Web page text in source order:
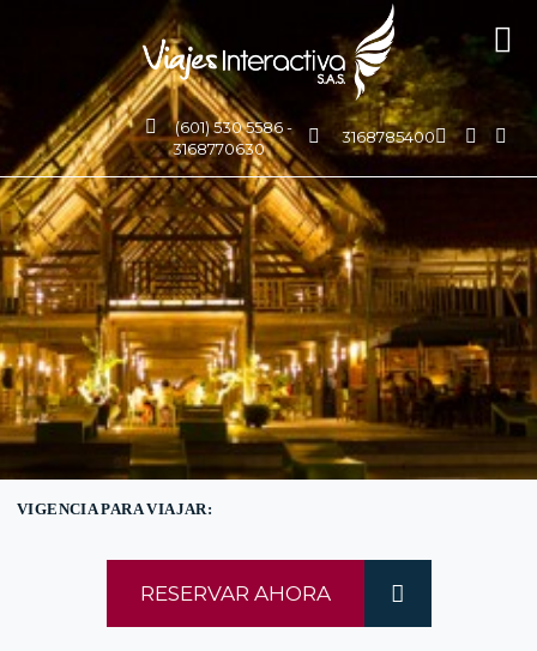
(601) 530 5586 -
3168770630
3168785400
VIGENCIA PARA VIAJAR:
RESERVAR AHORA